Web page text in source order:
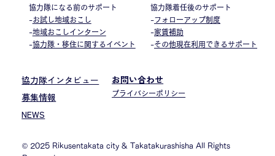
協力隊になる前のサポート
-お試し地域おこし
-地域おこしインターン
-協力隊・移住に関するイベント
協力隊着任後のサポート
-フォローアップ制度
-家賃補助
-その他現在利用できるサポート
協力隊インタビュー
募集情報
NEWS
お問い合わせ
プライバシーポリシー
© 2025 Rikusentakata city & Takatakurashisha All Rights